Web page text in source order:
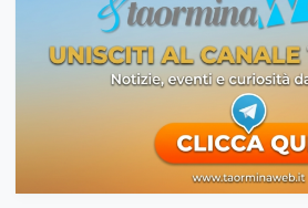
ENTRA
A
FAR
PARTE
TAORMINA